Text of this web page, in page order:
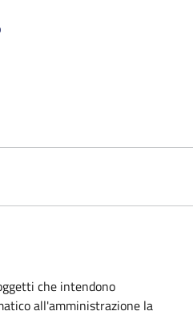
che intendono
all'amministrazione la